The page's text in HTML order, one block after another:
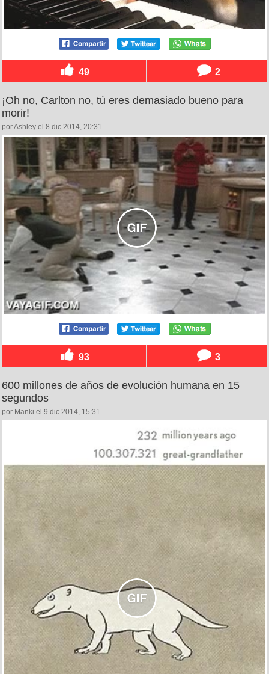
49 2
¡Oh no, Carlton no, tú eres demasiado bueno para
morir!
por Ashley el 8 dic 2014, 20:31
93 3
600 millones de años de evolución humana en 15
segundos
por Manki el 9 dic 2014, 15:31